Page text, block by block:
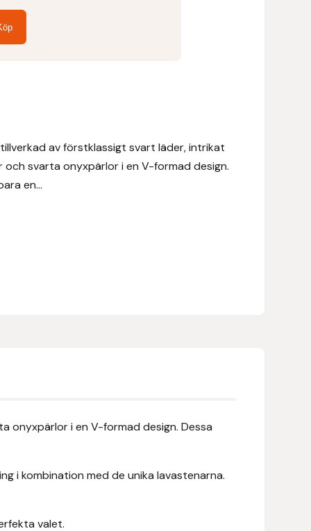
tillverkad av förstklassigt svart läder, intrikat
svarta onyxpärlor i en V-formad design.
en...
onyxpärlor i en V-formad design. Dessa
i kombination med de unika lavastenarna.
valet.